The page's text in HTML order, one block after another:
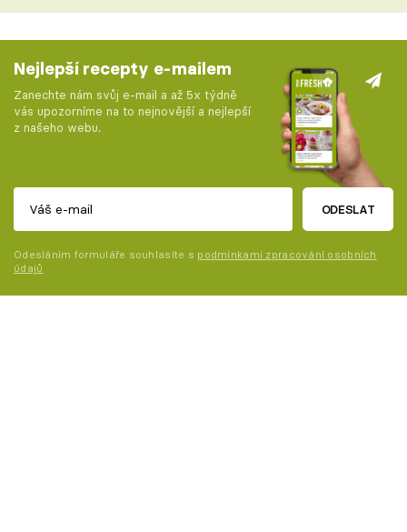
Nejlepší recepty e-mailem
Zanechte nám svůj e-mail a až 5x týdně
vás upozorníme na to nejnovější a nejlepší
z našeho webu.
ODESLAT
Odesláním formuláře souhlasíte s podmínkami zpracování osobních
údajů